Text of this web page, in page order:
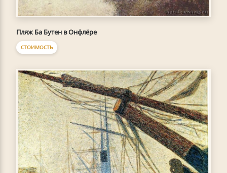
Пляж Ба Бутен в Онфлёре
СТОИМОСТЬ